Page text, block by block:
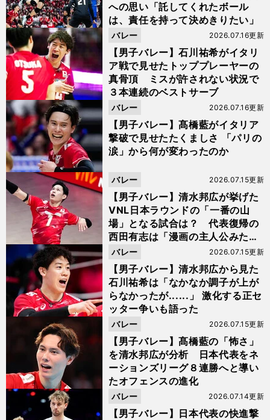
への思い「託してくれたボール
は、責任を持って決めきりたい」
【男子バレー】石川祐希がイタリ
ア戦で見せたトッププレーヤーの
真骨頂 ミスが許されない状況で
３本連続のベストサーブ
2026.07.16更新
バレー
【男子バレー】髙橋藍がイタリア
撃破で見せたたくましさ 「パリの
涙」から何が変わったのか
2026.07.16更新
バレー
【男子バレー】清水邦広が挙げた
VNL日本ラウンドの「一番の山
場」となる試合は？ 代表復帰の
西田有志は「漫画の主人公みた
い」
2026.07.15更新
バレー
【男子バレー】清水邦広から見た
石川祐希は「なかなか調子が上が
らなかったが......」 激化する正セ
ッター争いも語った
2026.07.15更新
バレー
【男子バレー】髙橋藍の「怖さ」
を清水邦広が分析 日本代表をネ
ーションズリーグ８連勝へと導い
たオフェンスの進化
2026.07.15更新
バレー
【男子バレー】日本代表の快進撃
2026.07.14更新
バレー